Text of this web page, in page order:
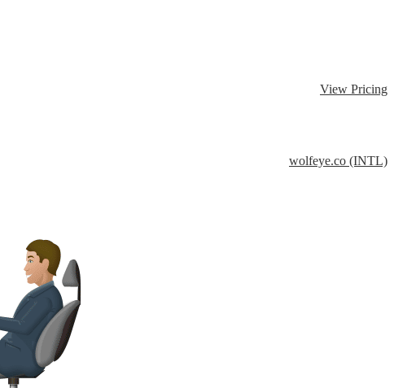
View Pricing
wolfeye.co (INTL)